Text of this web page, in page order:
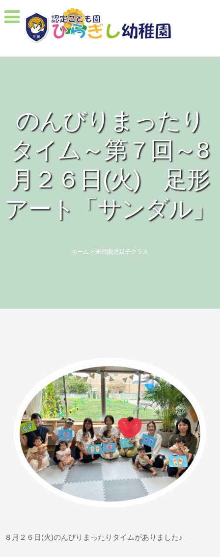
のんびりまったり
タイム～第７回～8
月２６日(火) 足形
アート「サンダル」
ホーム > 未就園児親子クラス
８月２６日(火)のんびりまったりタイムがありました♪